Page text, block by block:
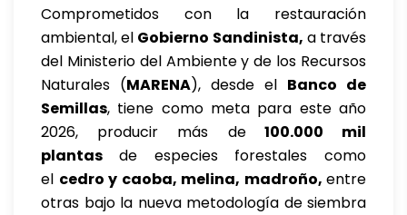
Comprometidos con la restauración
ambiental, el Gobierno Sandinista, a través
del Ministerio del Ambiente y de los Recursos
Naturales (MARENA), desde el Banco de
Semillas, tiene como meta para este año
2026, producir más de100.000 mil
plantas de especies forestales como
el cedro y caoba, melina, madroño, entre
otras bajo la nueva metodología de siembra